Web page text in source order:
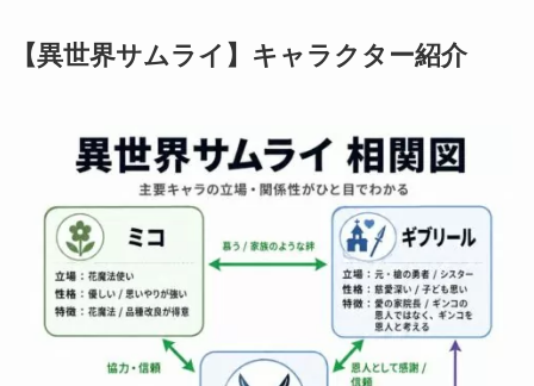
【異世界サムライ】キャラクター紹介